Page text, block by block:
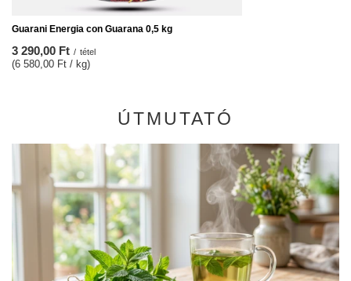
Guarani Energia con Guarana 0,5 kg
3 290,00 Ft / tétel
(6 580,00 Ft / kg)
ÚTMUTATÓ